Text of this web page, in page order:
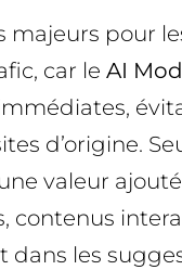
majeurs pour
car le AI
d’origine.
valeur
contenus
dans les